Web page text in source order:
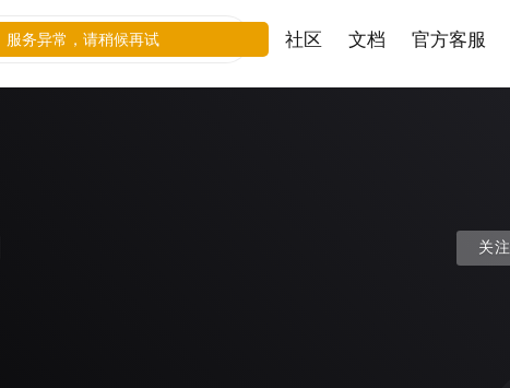
社区 文档 官方客服
关注
服务异常，请稍候再试